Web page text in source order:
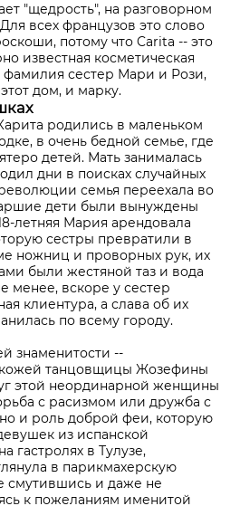
"щедрость", на разговорном
всех французов это слово
потому что Carita -- это
известная косметическая
сестер Мари и Рози,
дом, и марку.
родились в маленьком
в очень бедной семье, где
детей. Мать занималась
дни в поисках случайных
семья переехала во
дети были вынуждены
летняя Мария арендовала
сестры превратили в
ножниц и проворных рук, их
были жестяной таз и вода
менее, вскоре у сестер
клиентура, а слава об их
по всему городу.
знаменитости --
танцовщицы Жозефины
этой неординарной женщины
с расизмом или дружба с
и роль доброй феи, которую
из испанской
гастролях в Тулузе,
в парикмахерскую
смутившись и даже не
к пожеланиям именитой